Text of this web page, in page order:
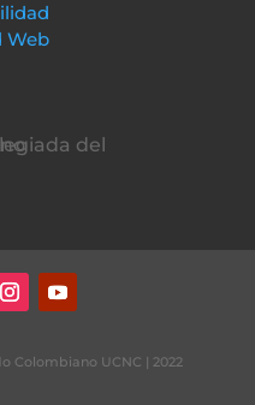
Web
Colombiano UCNC | 2022